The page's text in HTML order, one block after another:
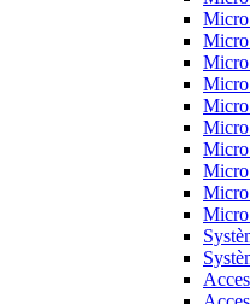
Micro
Micro
Micro
Micro
Micro
Micro
Micro
Micro